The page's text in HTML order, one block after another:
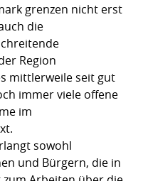
grenzen nicht erst
die
Region
mittlerweile seit gut
immer viele offene
im
sowohl
und Bürgern, die in